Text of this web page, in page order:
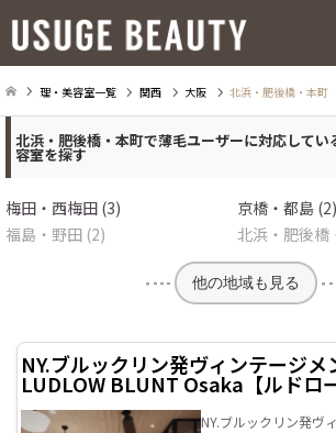
理・美容室一覧 関西 大阪 北浜・肥後橋・本町
北浜・肥後橋・本町で薄毛ユーザーに対応して
容室を探す
梅田・西梅田 (3)
京橋・都島 (2)
福島・野田 (2)
北浜・肥後橋
他の地域も見る
NY.ブルックリン発ヴィンテージ
LUDLOW BLUNT Osaka【ルドロ
NY.ブルックリン発ヴ